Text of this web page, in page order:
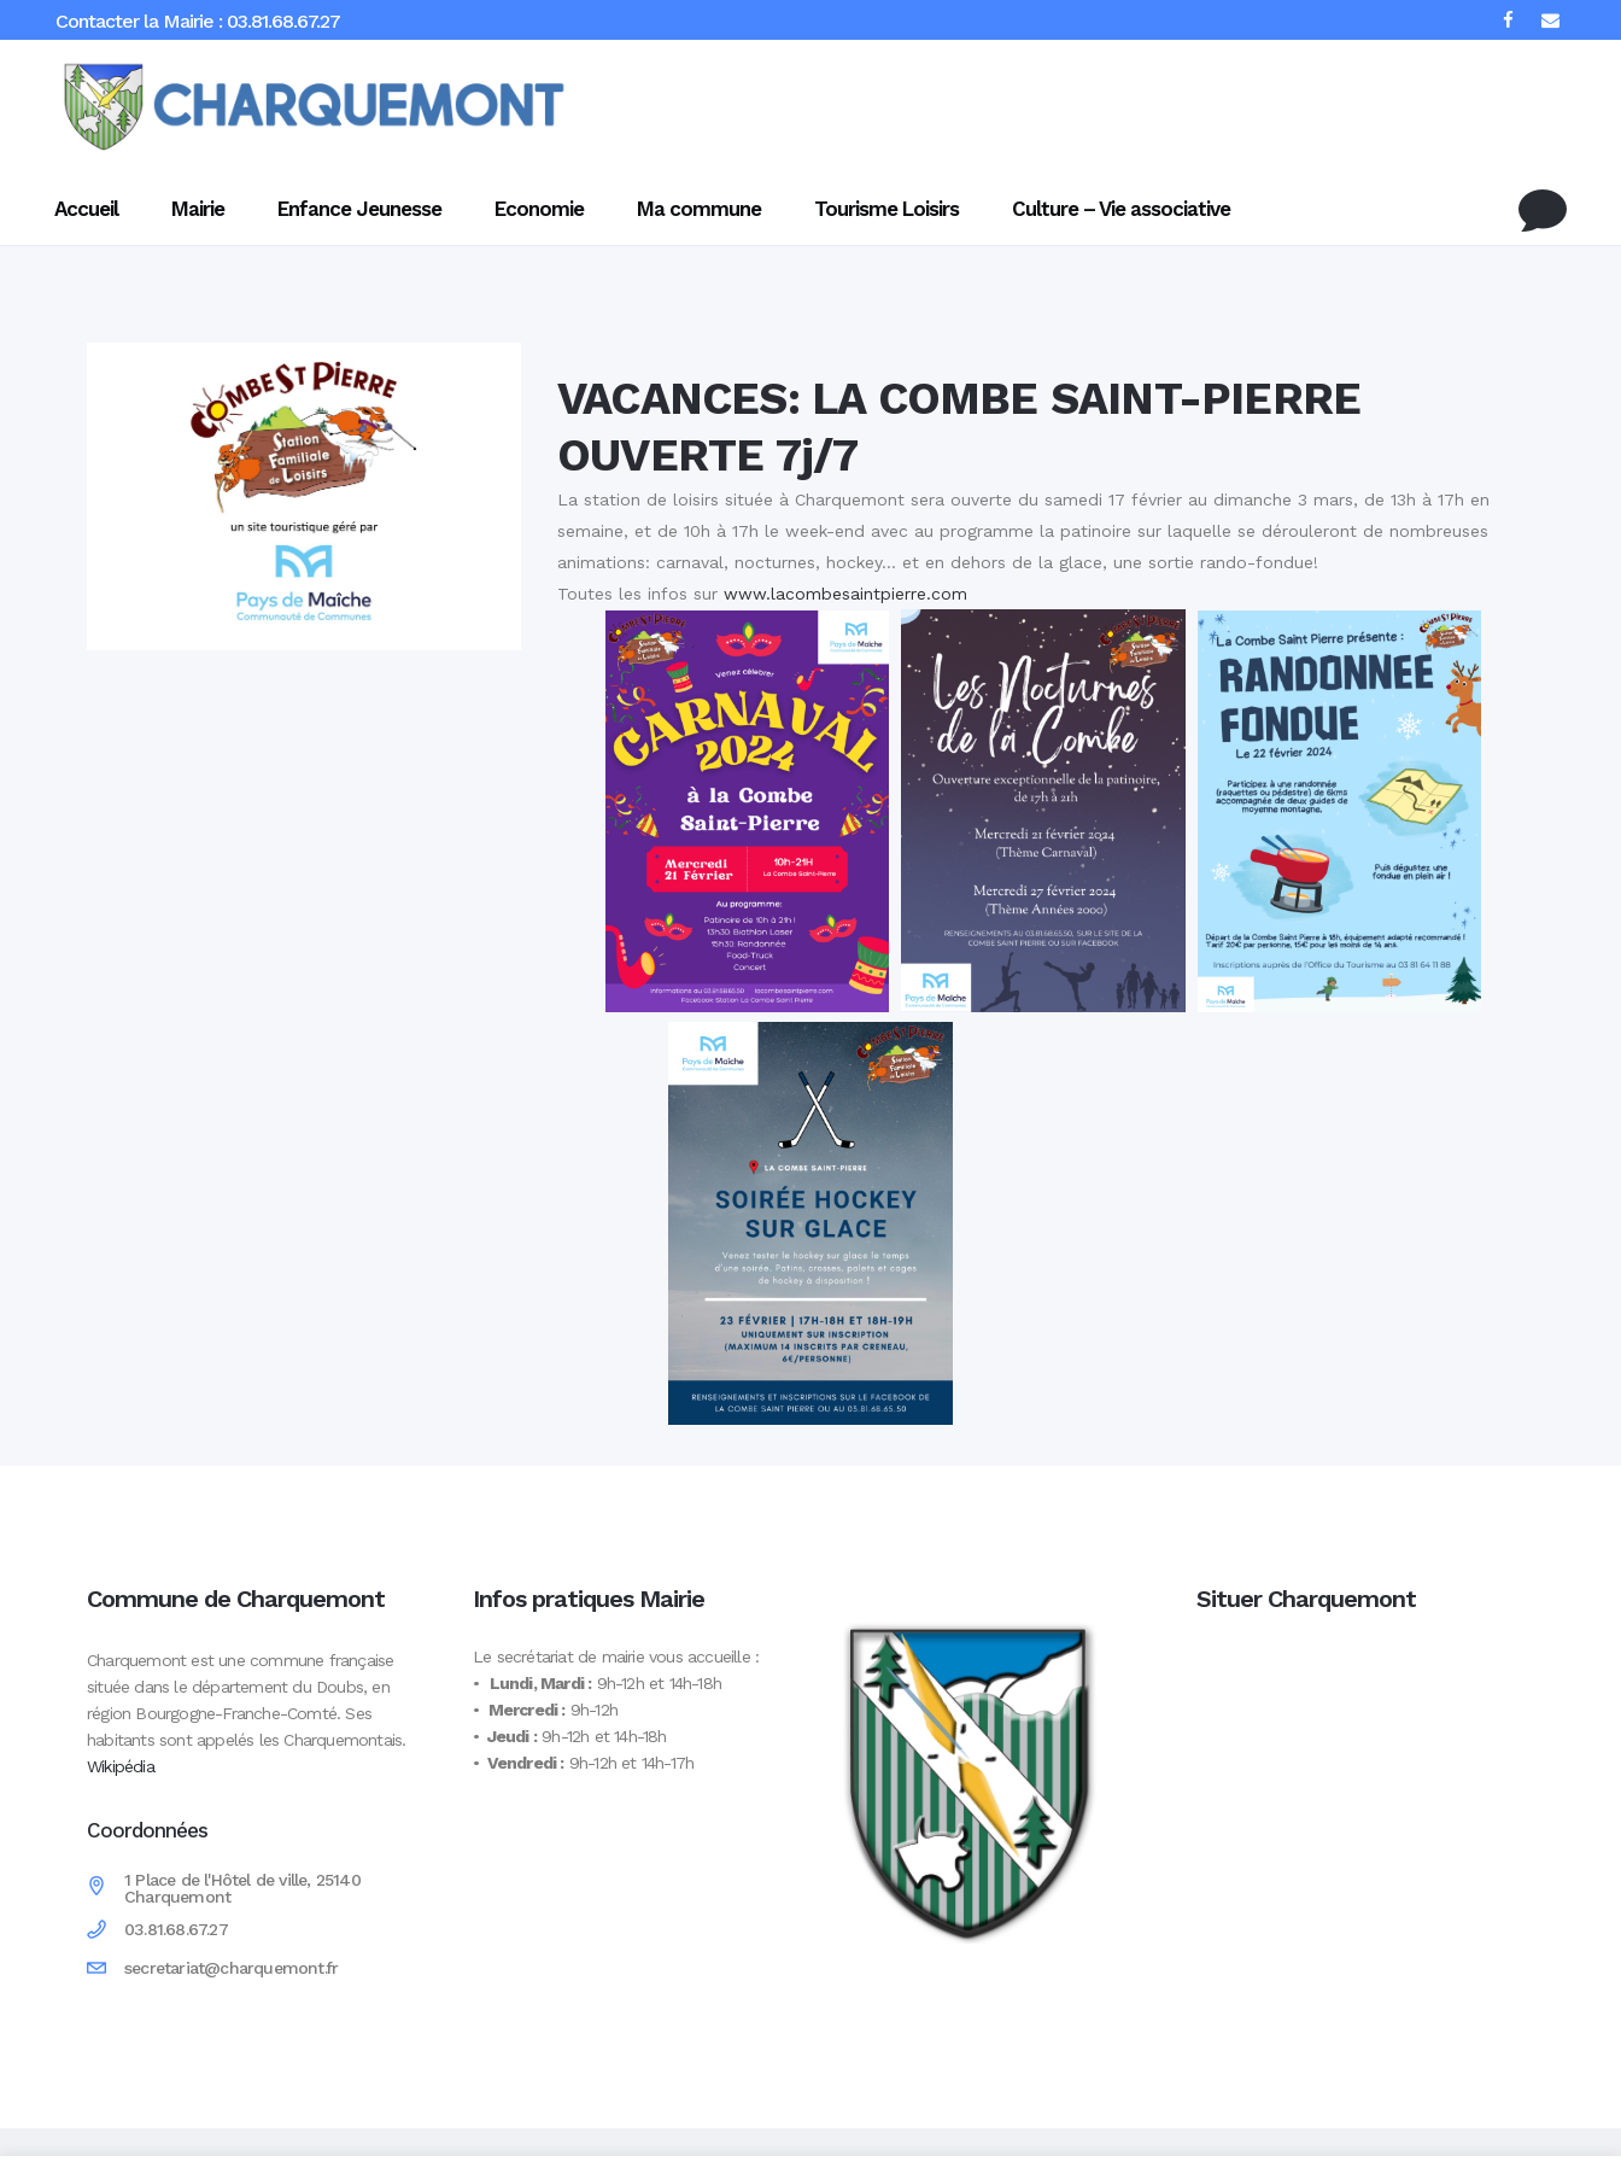
Contacter la Mairie : 03.81.68.67.27
Accueil Mairie Enfance Jeunesse Economie Ma commune Tourisme Loisirs Culture – Vie associative
VACANCES: LA COMBE SAINT-PIERRE
OUVERTE 7j/7
La station de loisirs située à Charquemont sera ouverte du samedi 17 février au dimanche 3 mars, de 13h à 17h en
semaine, et de 10h à 17h le week-end avec au programme la patinoire sur laquelle se dérouleront de nombreuses
animations: carnaval, nocturnes, hockey… et en dehors de la glace, une sortie rando-fondue!
Toutes les infos sur www.lacombesaintpierre.com
Commune de Charquemont
Charquemont est une commune française
située dans le département du Doubs, en
région Bourgogne-Franche-Comté. Ses
habitants sont appelés les Charquemontais.
Wikipédia
Coordonnées
1 Place de l'Hôtel de ville, 25140
Charquemont
03.81.68.67.27
secretariat@charquemont.fr
Infos pratiques Mairie
Le secrétariat de mairie vous accueille :
• Lundi, Mardi :9h-12h et 14h-18h
• Mercredi :9h-12h
• Jeudi :9h-12h et 14h-18h
• Vendredi :9h-12h et 14h-17h
Situer Charquemont